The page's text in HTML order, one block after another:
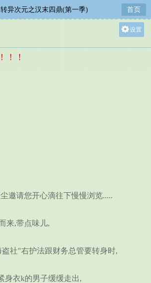
异次元之汉末四鼎(第一季) 首页
设置
！！
邀请您开心滴往下慢慢浏览.....
,带点味儿,
"右护法跟财务总管要转身时,
衣k的男子缓缓走出,